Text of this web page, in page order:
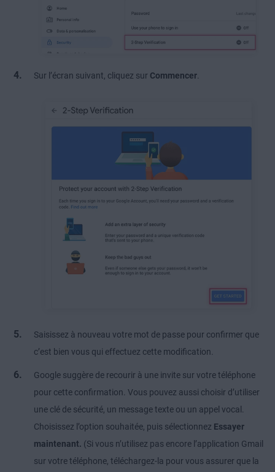
Sur l’écran suivant, cliquez sur Commencer
Saisissez à nouveau votre mot de passe pour confirmer que
c’est bien vous qui effectuez cette modification.
Google suggère de recourir à une invite sur votre téléphone
pour cette confirmation. Vous pouvez aussi choisir d’utiliser
une clé de sécurité, un message texte ou un appel vocal.
Choisissez l’option souhaitée, puis sélectionnez Essayer
maintenant. (Si vous n’utilisez pas encore l’application Gmail
sur votre téléphone, téléchargez-la pour vous assurer que la